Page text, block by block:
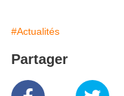
#Actualités
Partager